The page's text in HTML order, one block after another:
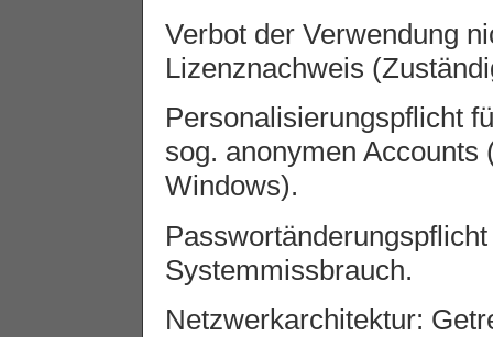
Verbot der Verwendung
Lizenznachweis
Personalisierungspflicht
sog. anonymen Accounts
Windows).
Systemmissbrauch.
Netzwerkarchitektur: